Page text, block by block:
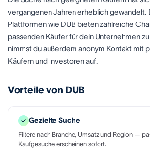
vergangenen Jahren erheblich gewandelt.
Plattformen wie DUB bieten zahlreiche
passenden Käufer für dein Unternehmen
nimmst du außerdem anonym Kontakt mit
Käufern und Investoren auf.
Vorteile von DUB
Gezielte Suche
Filtere nach Branche, Umsatz und Region —
Kaufgesuche erscheinen sofort.